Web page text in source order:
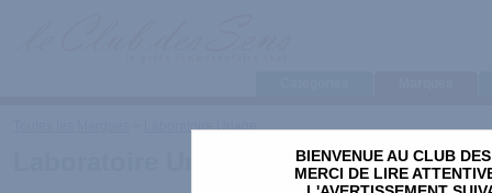
BIENVENUE AU CLUB
MERCI DE LIRE
Laboratoire Uriage